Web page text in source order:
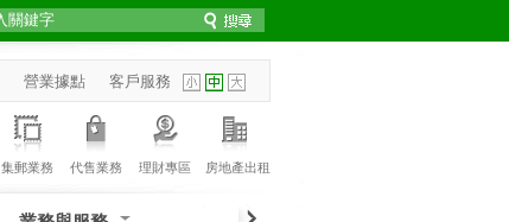
營業據點 客戶服務
集郵業務 代售業務 理財專區 房地產出租